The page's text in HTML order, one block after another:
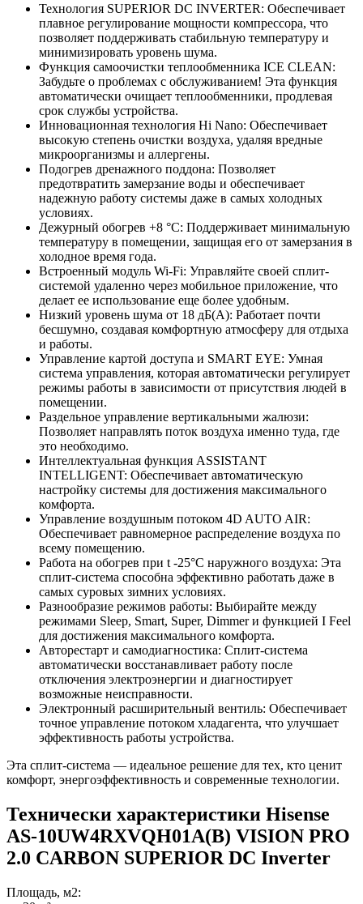
Технология SUPERIOR DC INVERTER: Обеспечивает
плавное регулирование мощности компрессора, что
позволяет поддерживать стабильную температуру и
минимизировать уровень шума.
Функция самоочистки теплообменника ICE CLEAN:
Забудьте о проблемах с обслуживанием! Эта функция
автоматически очищает теплообменники, продлевая
срок службы устройства.
Инновационная технология Hi Nano: Обеспечивает
высокую степень очистки воздуха, удаляя вредные
микроорганизмы и аллергены.
Подогрев дренажного поддона: Позволяет
предотвратить замерзание воды и обеспечивает
надежную работу системы даже в самых холодных
условиях.
Дежурный обогрев +8 °С: Поддерживает минимальную
температуру в помещении, защищая его от замерзания в
холодное время года.
Встроенный модуль Wi-Fi: Управляйте своей сплит-
системой удаленно через мобильное приложение, что
делает ее использование еще более удобным.
Низкий уровень шума от 18 дБ(А): Работает почти
бесшумно, создавая комфортную атмосферу для отдыха
и работы.
Управление картой доступа и SMART EYE: Умная
система управления, которая автоматически регулирует
режимы работы в зависимости от присутствия людей в
помещении.
Раздельное управление вертикальными жалюзи:
Позволяет направлять поток воздуха именно туда, где
это необходимо.
Интеллектуальная функция ASSISTANT
INTELLIGENT: Обеспечивает автоматическую
настройку системы для достижения максимального
комфорта.
Управление воздушным потоком 4D AUTO AIR:
Обеспечивает равномерное распределение воздуха по
всему помещению.
Работа на обогрев при t -25°С наружного воздуха: Эта
сплит-система способна эффективно работать даже в
самых суровых зимних условиях.
Разнообразие режимов работы: Выбирайте между
режимами Sleep, Smart, Super, Dimmer и функцией I Feel
для достижения максимального комфорта.
Авторестарт и самодиагностика: Сплит-система
автоматически восстанавливает работу после
отключения электроэнергии и диагностирует
возможные неисправности.
Электронный расширительный вентиль: Обеспечивает
точное управление потоком хладагента, что улучшает
эффективность работы устройства.
Эта сплит-система — идеальное решение для тех, кто ценит
комфорт, энергоэффективность и современные технологии.
Технически характеристики Hisense
AS-10UW4RXVQH01A(B) VISION PRO
2.0 CARBON SUPERIOR DC Inverter
Площадь, м2: